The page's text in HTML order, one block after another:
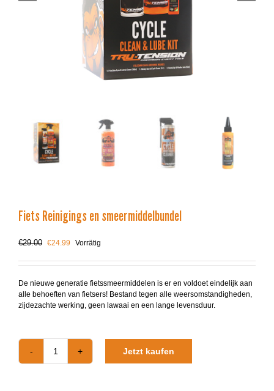
Fiets Reinigings en smeermiddelbundel
€29.00 Ursprünglicher
war:
€24.99 Aktueller
ist:
Vorrätig
De nieuwe generatie fietssmeermiddelen is er en voldoet eindelijk aan
alle behoeften van fietsers! Bestand tegen alle weersomstandigheden,
zijdezachte werking, geen lawaai en een lange levensduur.
Fiets
Reinigings
Jetzt kaufen